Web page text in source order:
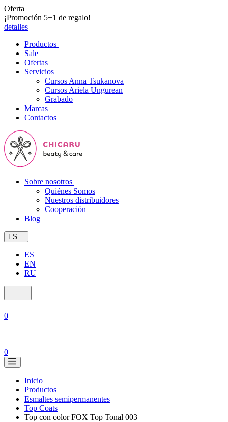
Oferta
¡Promoción 5+1 de regalo!
detalles
Productos
Sale
Ofertas
Servicios
Cursos Anna Tsukanova
Cursos Ariela Ungurean
Grabado
Marcas
Contactos
Sobre nosotros
Quiénes Somos
Nuestros distribuidores
Cooperación
Blog
ES
ES
EN
RU
0
0
Inicio
Productos
Esmaltes semipermanentes
Top Coats
Top con color FOX Top Tonal 003